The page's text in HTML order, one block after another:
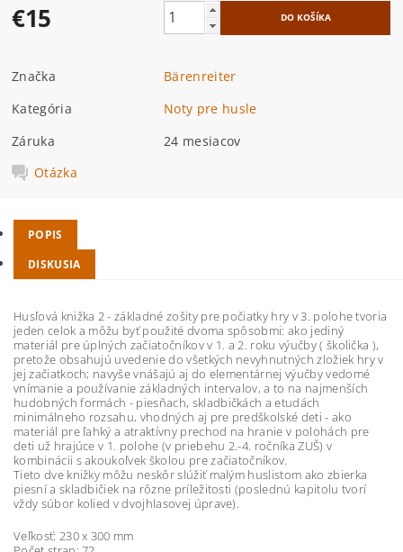
€15
Značka
Bärenreiter
Kategória
Noty pre husle
Záruka
24 mesiacov
Otázka
POPIS
DISKUSIA
Husľová knižka 2 - základné zošity pre počiatky hry v 3. polohe tvoria
jeden celok a môžu byť použité dvoma spôsobmi: ako jediný
materiál pre úplných začiatočníkov v 1. a 2. roku výučby ( školička ),
pretože obsahujú uvedenie do všetkých nevyhnutných zložiek hry v
jej začiatkoch; navyše vnášajú aj do elementárnej výučby vedomé
vnímanie a používanie základných intervalov, a to na najmenších
hudobných formách - piesňach, skladbičkách a etudách
minimálneho rozsahu, vhodných aj pre predškolské deti - ako
materiál pre ľahký a atraktívny prechod na hranie v polohách pre
deti už hrajúce v 1. polohe (v priebehu 2.-4. ročníka ZUŠ) v
kombinácii s akoukoľvek školou pre začiatočníkov.
Tieto dve knižky môžu neskôr slúžiť malým huslistom ako zbierka
piesní a skladbičiek na rôzne príležitosti (poslednú kapitolu tvorí
vždy súbor kolied v dvojhlasovej úprave).
Veľkosť: 230 x 300 mm